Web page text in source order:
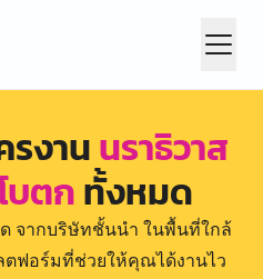
งานนราธิวาส
บตกทั้งหมด
จากบริษัทชั้นนำ ในพื้นที่ใกล้
ฟอร์มที่ช่วยให้คุณได้งานไว